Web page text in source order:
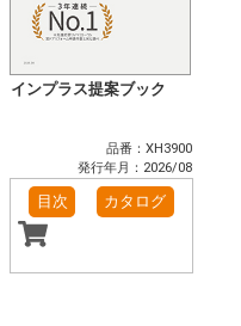
インプラス提案ブック
品番：XH3900
発行年月：2026/08
目次 カタログ